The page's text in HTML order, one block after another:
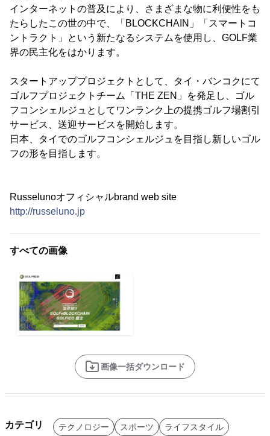
インターネットの普及により、さまざまな物に利便性をも
たらしたこの世の中で、「BLOCKCHAIN」「スマートコ
ントラクト」という新たなるシステムを使用し、GOLF業
界の民主化をはかります。
スタートアッププロジェクトとして、タイ・バンコクにて
ゴルフプロジェクトチーム「THE ZEN」を発足し、ゴル
フコンシェルジュとしてワンランク上の提携ゴルフ場割引
サービス、送迎サービスを開始します。
日本、タイでのゴルフコンシェルジュを目指し新しいゴル
フの形を目指します。
Russelunoオフィシャルbrand web site
http://russeluno.jp
すべての画像
画像一括ダウンロード
カテゴリ テクノロジー スポーツ ライフスタイル